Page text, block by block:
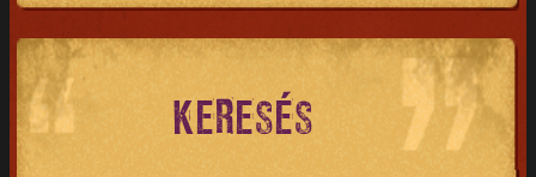
KERESÉS